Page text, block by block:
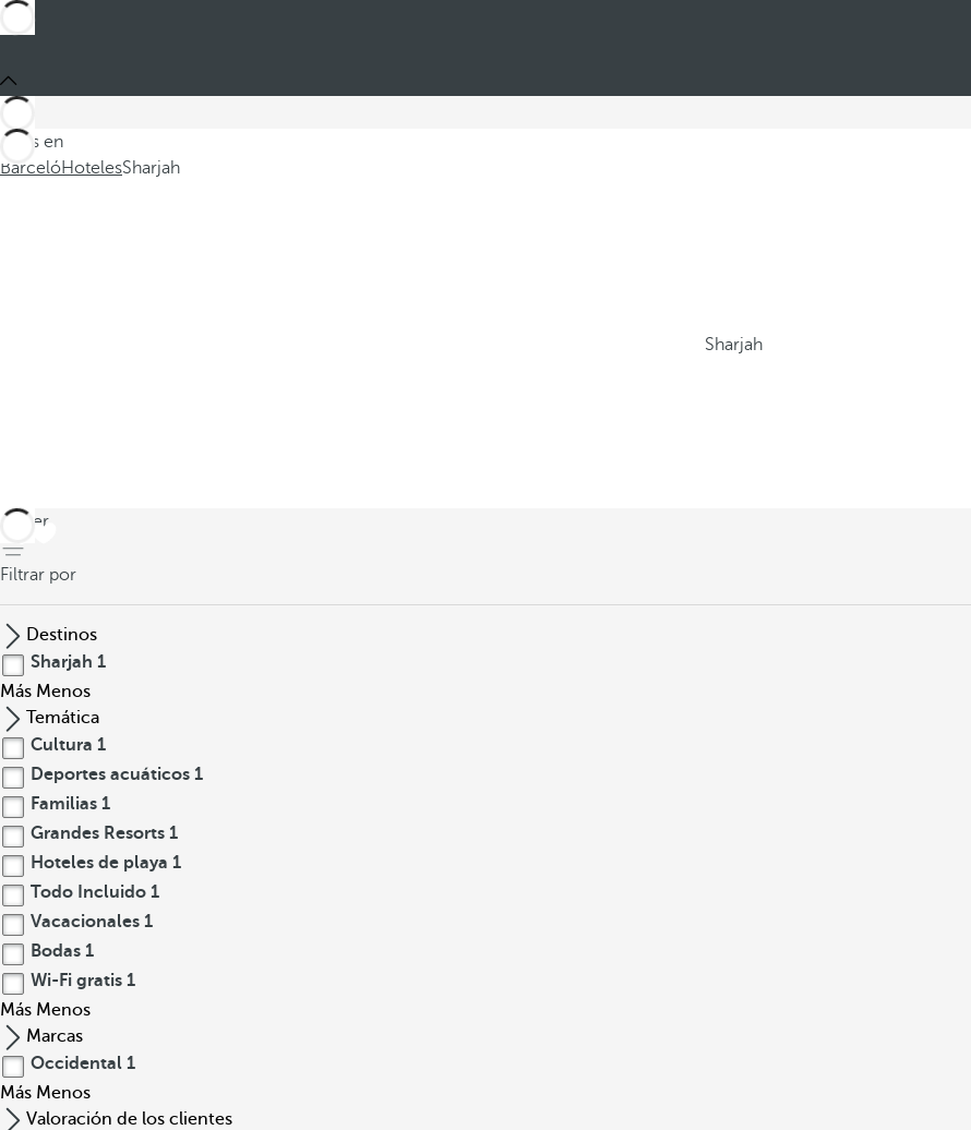
Estás en
BarcelóHotelesSharjah
Sharjah
volver
Filtrar por
Destinos
Sharjah 1
Más Menos
Temática
Cultura 1
Deportes acuáticos 1
Familias 1
Grandes Resorts 1
Hoteles de playa 1
Todo Incluido 1
Vacacionales 1
Bodas 1
Wi-Fi gratis 1
Más Menos
Marcas
Occidental 1
Más Menos
Valoración de los clientes